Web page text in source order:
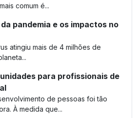
comum é...
pandemia e os impactos no
atingiu mais de 4 milhões de
para profissionais de
de pessoas foi tão
À medida que...